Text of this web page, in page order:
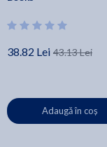
38.82 Lei 43.13 Lei
Adaugă în coș